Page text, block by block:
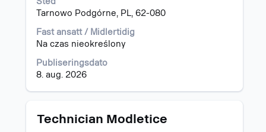
til
15
av
15
tasten
å
navigere
Tarnowo Podgórne, PL, 62-080
Fast ansatt / Midlertidig
Na czas nieokreślony
Publiseringsdato
8. aug. 2026
for
vise
det
innholdet
i
jobbinformasjonen.
Tittel
Technician Modletice
Velg